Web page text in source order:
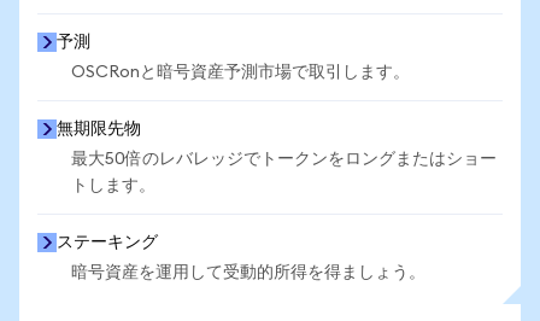
予測
OSCRonと暗号資産予測市場で取引します。
無期限先物
最大50倍のレバレッジでトークンをロングまたはショー
トします。
ステーキング
暗号資産を運用して受動的所得を得ましょう。